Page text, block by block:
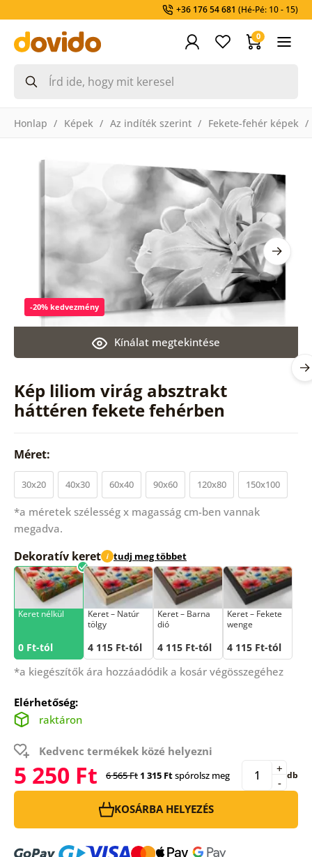
+36 176 54 681 (Hé-Pé: 10 - 15)
0
Honlap Képek Az indíték szerint Fekete-fehér képek
Kép liliom virág absztrakt
háttéren fekete fehérben
Kínálat megtekintése
-20% kedvezmény
Méret:
30x20 40x30 60x40 90x60 120x80 150x100
*a méretek szélesség x magasság cm-ben vannak
megadva.
Dekoratív keret i tudj meg többet
Keret nélkül
0 Ft-tól
Keret – Natúr
tölgy
4 115 Ft-tól
Keret – Barna
dió
4 115 Ft-tól
Keret – Fekete
wenge
4 115 Ft-tól
*a kiegészítők ára hozzáadódik a kosár végösszegéhez
Elérhetőség:
raktáron
Kedvenc termékek közé helyezni
5 250 Ft 6 565 Ft 1 315 Ftspórolsz meg -
+ db
KOSÁRBA HELYEZÉS